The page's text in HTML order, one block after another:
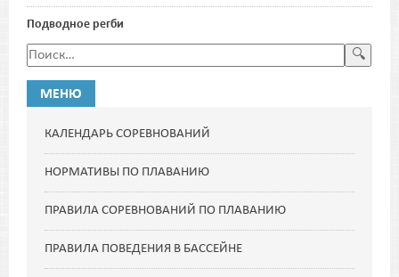
Подводное регби
МЕНЮ
КАЛЕНДАРЬ СОРЕВНОВАНИЙ
НОРМАТИВЫ ПО ПЛАВАНИЮ
ПРАВИЛА СОРЕВНОВАНИЙ ПО ПЛАВАНИЮ
ПРАВИЛА ПОВЕДЕНИЯ В БАССЕЙНЕ